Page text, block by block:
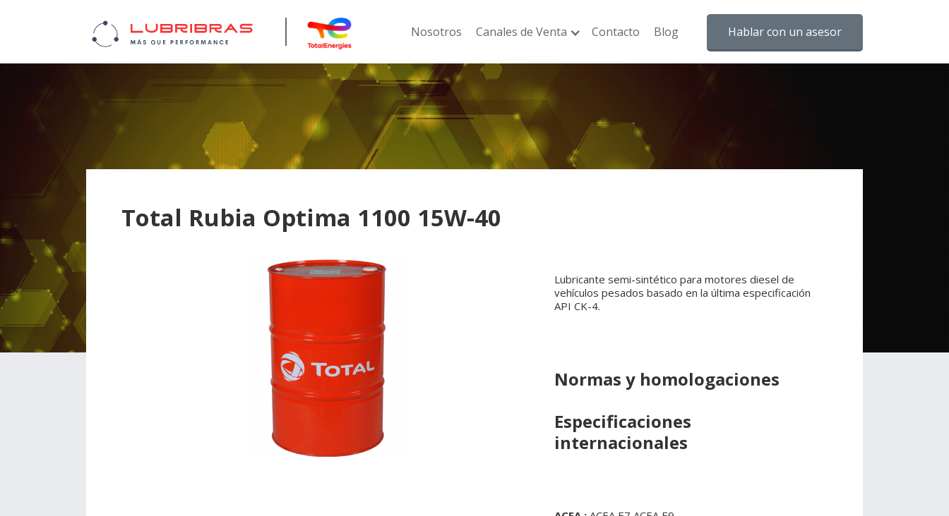
Nosotros Canales de Venta Contacto Blog Hablar con un asesor
Total Rubia Optima 1100 15W-40
Lubricante semi-sintético para motores diesel de
vehículos pesados basado en la última especificación
API CK-4.
Normas y homologaciones
Especificaciones
internacionales